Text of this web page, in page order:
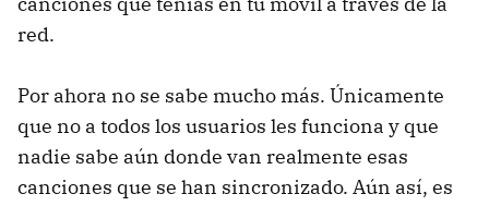
red.
Por ahora no se sabe mucho más. Únicamente
que no a todos los usuarios les funciona y que
nadie sabe aún donde van realmente esas
canciones que se han sincronizado. Aún así, es